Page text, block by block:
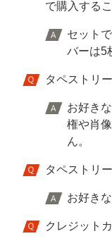
で購入する
セット
バーは5
タペストリ
お好き
権や肖
ん。
タペストリ
お好き
クレジット